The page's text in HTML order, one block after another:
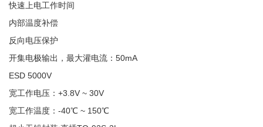
快速上电工作时间
内部温度补偿
反向电压保护
开集电极输出，最大灌电流：50mA
ESD 5000V
宽工作电压：+3.8V ~ 30V
宽工作温度：-40℃ ~ 150℃